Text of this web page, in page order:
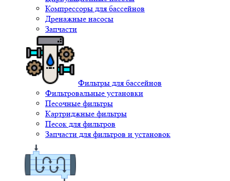
Компрессоры для бассейнов
Дренажные насосы
Запчасти
Фильтры для бассейнов
Фильтровальные установки
Песочные фильтры
Картриджные фильтры
Песок для фильтров
Запчасти для фильтров и установок